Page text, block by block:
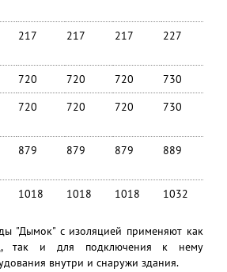
217 217 217 227
720 720 720 730
720 720 720 730
879 879 879 889
1018 1018 1018 1032
"Дымок" с изоляцией применяют как
так и для подключения к нему
внутри и снаружи здания.